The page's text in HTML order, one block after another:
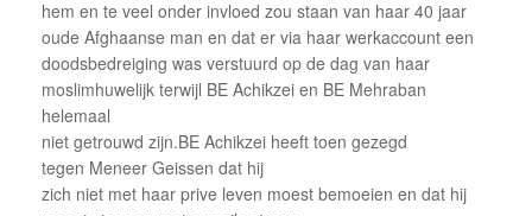
hem en te veel onder invloed zou staan van haar 40 jaar
oude Afghaanse man en dat er via haar werkaccount een
doodsbedreiging was verstuurd op de dag van haar
moslimhuwelijk terwijl BE Achikzei en BE Mehraban
helemaal
niet getrouwd zijn.BE Achikzei heeft toen gezegd
tegen Meneer Geissen dat hij
zich niet met haar prive leven moest bemoeien en dat hij